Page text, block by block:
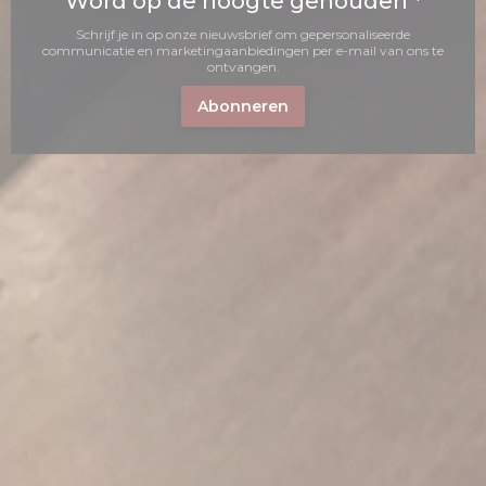
Schrijf je in op onze nieuwsbrief om gepersonaliseerde
communicatie en marketingaanbiedingen per e-mail van ons te
ontvangen.
Abonneren